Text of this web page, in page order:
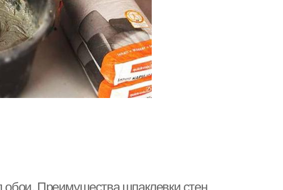
обои. Преимущества шпаклевки стен